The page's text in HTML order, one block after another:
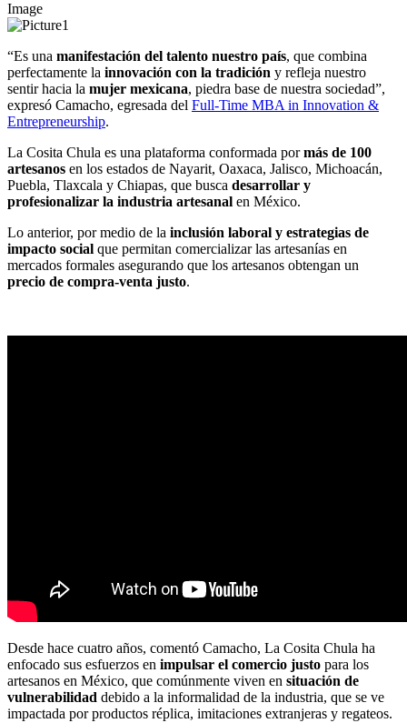
Image
“Es una manifestación del talento nuestro país, que combina
perfectamente la innovación con la tradición y refleja nuestro
sentir hacia la mujer mexicana, piedra base de nuestra sociedad”,
expresó Camacho, egresada del Full-Time MBA in Innovation &
Entrepreneurship.
La Cosita Chula es una plataforma conformada pormás de 100
artesanos en los estados de Nayarit, Oaxaca, Jalisco, Michoacán,
Puebla, Tlaxcala y Chiapas, que busca desarrollar y
profesionalizar la industria artesanal en México.
Lo anterior, por medio de la inclusión laboral y estrategias de
impacto social que permitan comercializar las artesanías en
mercados formales asegurando que los artesanos obtengan un
precio de compra-venta justo.
Desde hace cuatro años, comentó Camacho, La Cosita Chula ha
enfocado sus esfuerzos en impulsar el comercio justo para los
artesanos en México, que comúnmente viven en situación de
vulnerabilidad debido a la informalidad de la industria, que se ve
impactada por productos réplica, imitaciones extranjeras y regateos.